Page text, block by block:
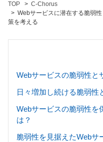
TOP
C-Chorus
Webサービスに潜在する脆弱
策を考える
Webサービスの脆弱性と
日々増加し続ける脆弱性
Webサービスの脆弱性を
は？
脆弱性を見据えたWebサ